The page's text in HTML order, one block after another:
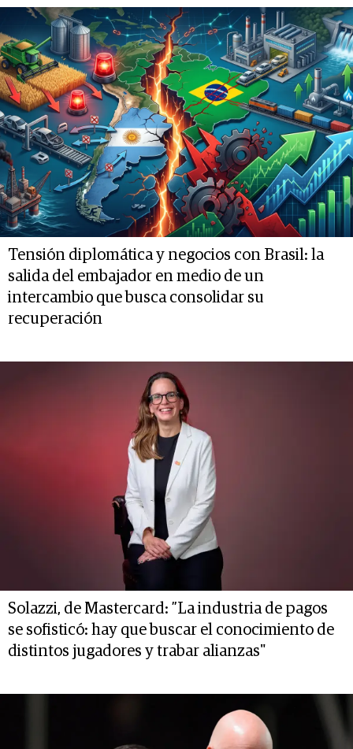
Tensión diplomática y negocios con Brasil: la
salida del embajador en medio de un
intercambio que busca consolidar su
recuperación
Solazzi, de Mastercard: ”La industria de pagos
se sofisticó: hay que buscar el conocimiento de
distintos jugadores y trabar alianzas"